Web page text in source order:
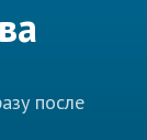
после